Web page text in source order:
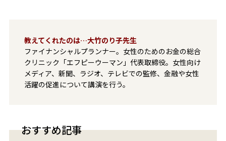
教えてくれたのは…大竹のり子先生
ファイナンシャルプランナー。女性のためのお金の総合
クリニック「エフピーウーマン」代表取締役。女性向け
メディア、新聞、ラジオ、テレビでの監修、金融や女性
活躍の促進について講演を行う。
おすすめ記事